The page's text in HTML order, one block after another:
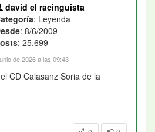
david el racinguista
: Leyenda
: 8/6/2009
: 25.699
de 2026 a las 09:43
CD Calasanz Soria de la